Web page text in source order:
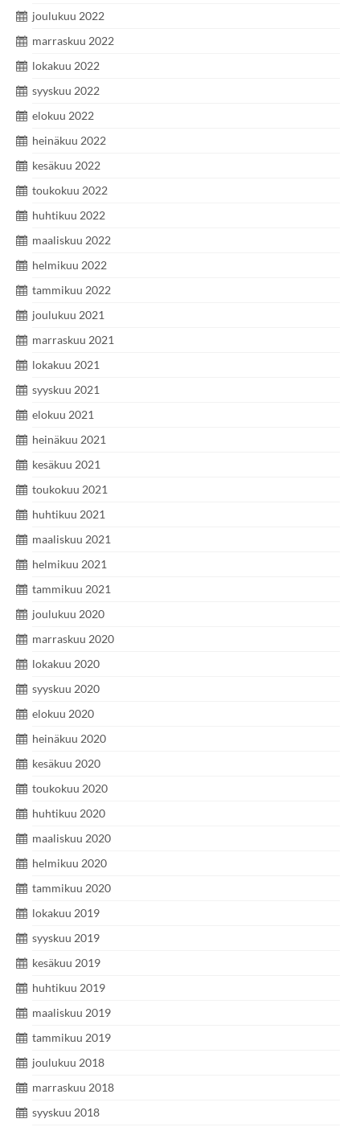
joulukuu 2022
marraskuu 2022
lokakuu 2022
syyskuu 2022
elokuu 2022
heinäkuu 2022
kesäkuu 2022
toukokuu 2022
huhtikuu 2022
maaliskuu 2022
helmikuu 2022
tammikuu 2022
joulukuu 2021
marraskuu 2021
lokakuu 2021
syyskuu 2021
elokuu 2021
heinäkuu 2021
kesäkuu 2021
toukokuu 2021
huhtikuu 2021
maaliskuu 2021
helmikuu 2021
tammikuu 2021
joulukuu 2020
marraskuu 2020
lokakuu 2020
syyskuu 2020
elokuu 2020
heinäkuu 2020
kesäkuu 2020
toukokuu 2020
huhtikuu 2020
maaliskuu 2020
helmikuu 2020
tammikuu 2020
lokakuu 2019
syyskuu 2019
kesäkuu 2019
huhtikuu 2019
maaliskuu 2019
tammikuu 2019
joulukuu 2018
marraskuu 2018
syyskuu 2018